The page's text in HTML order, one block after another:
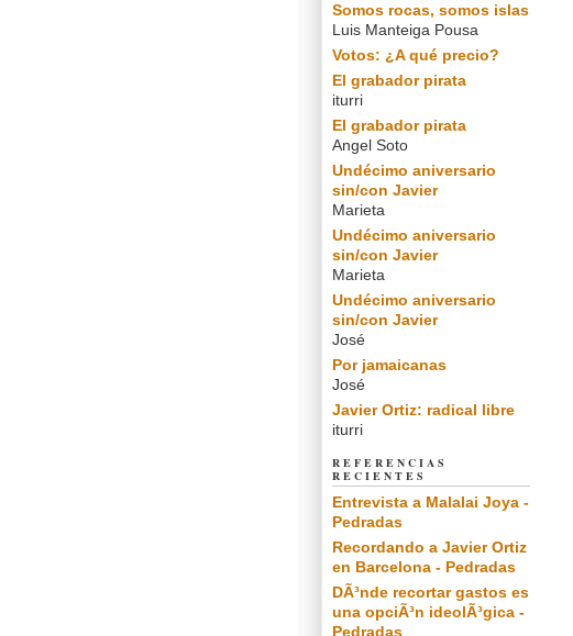
Somos rocas, somos islas
Luis Manteiga Pousa
Votos: ¿A qué precio?
El grabador pirata
iturri
El grabador pirata
Angel Soto
Undécimo aniversario
sin/con Javier
Marieta
Undécimo aniversario
sin/con Javier
Marieta
Undécimo aniversario
sin/con Javier
José
Por jamaicanas
José
Javier Ortiz: radical libre
iturri
REFERENCIAS
RECIENTES
Entrevista a Malalai Joya -
Pedradas
Recordando a Javier Ortiz
en Barcelona - Pedradas
DÃ³nde recortar gastos es
una opciÃ³n ideolÃ³gica -
Pedradas